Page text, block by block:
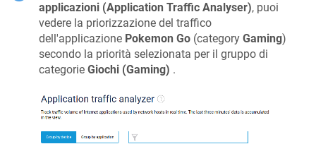
applicazioni (Application Traffic Analyser), puoi
vedere la priorizzazione del traffico
dell'applicazione Pokemon Go (category Gaming)
secondo la priorità selezionata per il gruppo di
categorie Giochi (Gaming) .